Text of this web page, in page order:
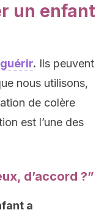
un enfant
. Ils peuvent
nous utilisons,
de colère
est l’une des
d’accord ?”
a